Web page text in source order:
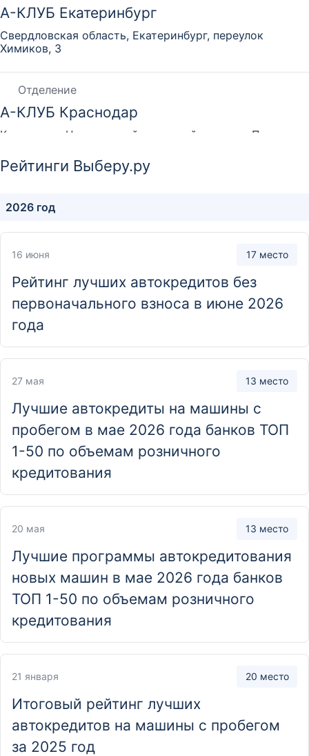
А-КЛУБ Екатеринбург
Свердловская область, Екатеринбург, переулок
Химиков, 3
Отделение
А-КЛУБ Краснодар
Краснодар, Центральный микрорайон, улица Пушкина,
А-КЛУБ Красноярск
Красноярск, проспект Мира, 15
Отделение
А-КЛУБ Новосибирск
Новосибирск, Каменская улица, 1/1
Отделение
А-КЛУБ Ордынка
Москва, улица Большая Ордынка, 49
Отделение
А-КЛУБ Якиманка
Москва, улица Большая Якиманка, 19
Отделение
Альфа PRIVATE
Санкт-Петербург, Казанская улица, 2
Отделение
Головной офис
Рейтинги Выберу.ру
2026 год
16 июня 17 место
Рейтинг лучших автокредитов без
первоначального взноса в июне 2026
года
27 мая 13 место
Лучшие автокредиты на машины с
пробегом в мае 2026 года банков ТОП
1-50 по объемам розничного
кредитования
20 мая 13 место
Лучшие программы автокредитования
новых машин в мае 2026 года банков
ТОП 1-50 по объемам розничного
кредитования
21 января 20 место
Итоговый рейтинг лучших
автокредитов на машины с пробегом
за 2025 год